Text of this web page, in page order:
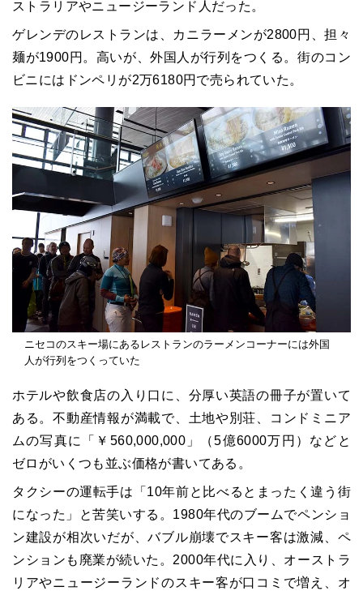
ストラリアやニュージーランド人だった。
ゲレンデのレストランは、カニラーメンが2800円、担々
麺が1900円。高いが、外国人が行列をつくる。街のコン
ビニにはドンペリが2万6180円で売られていた。
ニセコのスキー場にあるレストランのラーメンコーナーには外国
人が行列をつくっていた
ホテルや飲食店の入り口に、分厚い英語の冊子が置いて
ある。不動産情報が満載で、土地や別荘、コンドミニア
ムの写真に「￥560,000,000」（5億6000万円）などと
ゼロがいくつも並ぶ価格が書いてある。
タクシーの運転手は「10年前と比べるとまったく違う街
になった」と苦笑いする。1980年代のブームでペンショ
ン建設が相次いだが、バブル崩壊でスキー客は激減、ペ
ンションも廃業が続いた。2000年代に入り、オーストラ
リアやニュージーランドのスキー客が口コミで増え、オ